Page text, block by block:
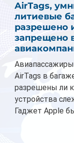
AirTags,
литиевые
разрешено
запрещено
AirTags в
разрешены ли
устройства
Гаджет Apple